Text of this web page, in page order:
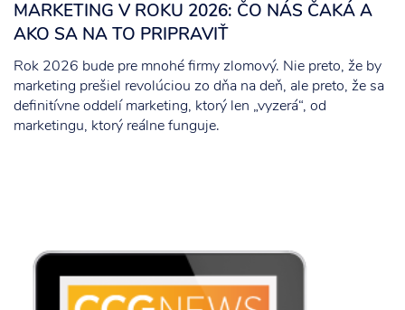
MARKETING V ROKU 2026: ČO NÁS ČAKÁ A
AKO SA NA TO PRIPRAVIŤ
Rok 2026 bude pre mnohé firmy zlomový. Nie preto, že by
marketing prešiel revolúciou zo dňa na deň, ale preto, že sa
definitívne oddelí marketing, ktorý len „vyzerá“, od
marketingu, ktorý reálne funguje.